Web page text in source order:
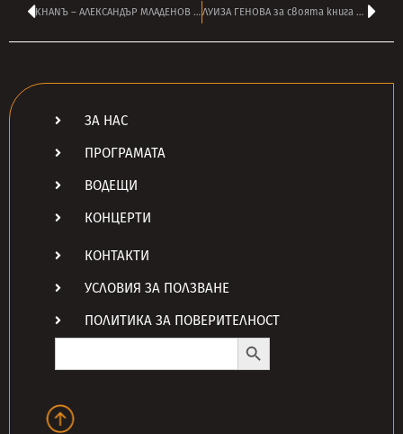
KHANЪ – АЛЕКСАНДЪР МЛАДЕНОВ и ДИМИТЪР ПРОЙНОВ ЛУИЗА ГЕНОВА за своята книга за историята на БРИТПОПА
ЗА НАС
ПРОГРАМАТА
ВОДЕЩИ
КОНЦЕРТИ
КОНТАКТИ
УСЛОВИЯ ЗА ПОЛЗВАНЕ
ПОЛИТИКА ЗА ПОВЕРИТЕЛНОСТ
Search
Search Button